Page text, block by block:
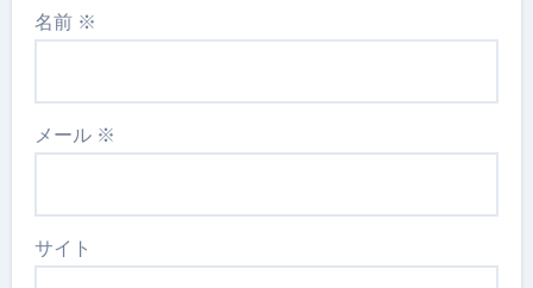
名前 ※
メール ※
サイト